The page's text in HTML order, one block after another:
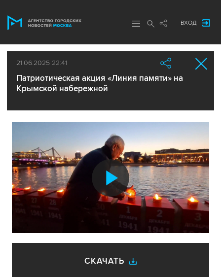
ВХОД
21.06.2025 22:41
Патриотическая акция «Линия памяти» на
Крымской набережной
видео
СКАЧАТЬ